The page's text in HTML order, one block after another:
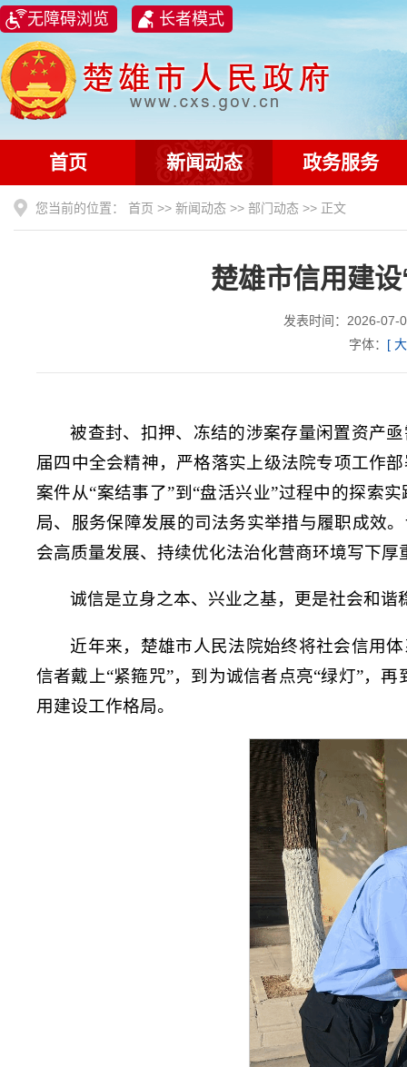
无障碍浏览 长者模式
首页 新闻动态 政务服务
您当前的位置： 首页 >> 新闻动态 >> 部门动态 >> 正文
楚雄市信用建
发表时间：2026-
字体： [ 大
被查封、扣押、冻结的涉案存量闲置资产
届四中全会精神，严格落实上级法院专项工作
案件从“案结事了”到“盘活兴业”过程中的探索
局、服务保障发展的司法务实举措与履职成效
会高质量发展、持续优化法治化营商环境写下厚
诚信是立身之本、兴业之基，更是社会和谐
近年来，楚雄市人民法院始终将社会信用
信者戴上“紧箍咒”，到为诚信者点亮“绿灯”，
用建设工作格局。